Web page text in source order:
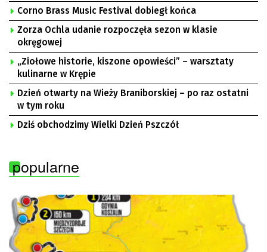
Corno Brass Music Festival dobiegł końca
Zorza Ochla udanie rozpoczęła sezon w klasie
okręgowej
„Ziołowe historie, kiszone opowieści” – warsztaty
kulinarne w Krępie
Dzień otwarty na Wieży Braniborskiej – po raz ostatni
w tym roku
Dziś obchodzimy Wielki Dzień Pszczół
popularne